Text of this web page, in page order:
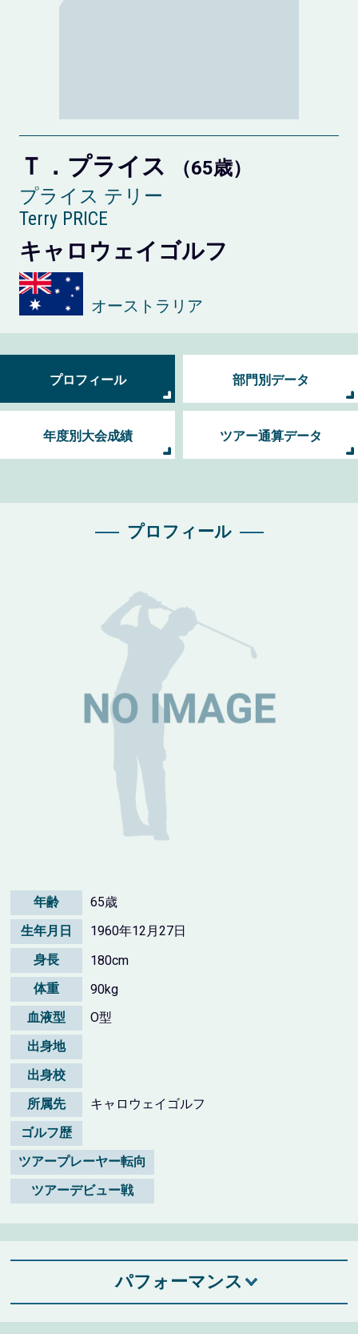
Ｔ．プライス
（65歳）
プライス テリー
Terry PRICE
キャロウェイゴルフ
オーストラリア
プロフィール 部門別データ
年度別大会成績 ツアー通算データ
プロフィール
年齢
65歳
生年月日
1960年12月27日
身長
180cm
体重
90kg
血液型
O型
出身地
出身校
所属先
キャロウェイゴルフ
ゴルフ歴
ツアープレーヤー転向
ツアーデビュー戦
パフォーマンス